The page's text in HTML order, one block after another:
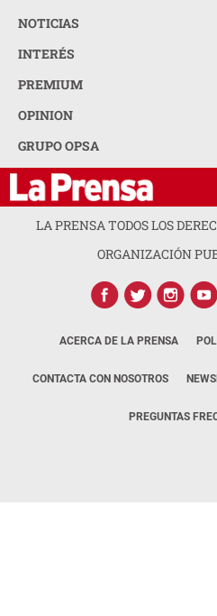
NOTICIAS
INTERÉS
PREMIUM
OPINION
GRUPO OPSA
LA PRENSA TODOS LOS
ORGANIZACIÓN
ACERCA DE LA PRENSA
CONTACTA CON NOSOTROS
PREGUNTAS